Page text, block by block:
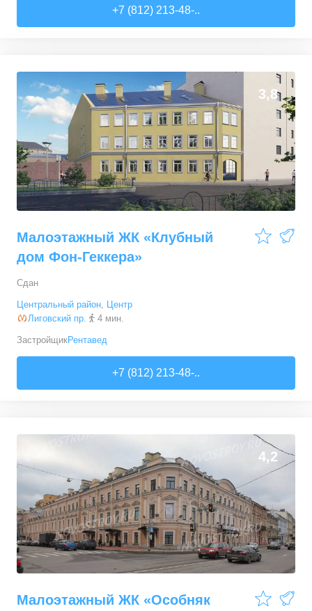
+7 (812) 213-48-..
3,8
Малоэтажный ЖК «Клубный
дом Фон-Геккера»
Сдан
Центральный район, Центр
Лиговский пр.
4 мин.
ЗастройщикРентавед
+7 (812) 213-48-..
4,2
Малоэтажный ЖК «Особняк